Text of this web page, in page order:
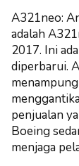
A321neo:
adalah
2017. Ini
diperbarui.
penjualan
Boeing
menjaga